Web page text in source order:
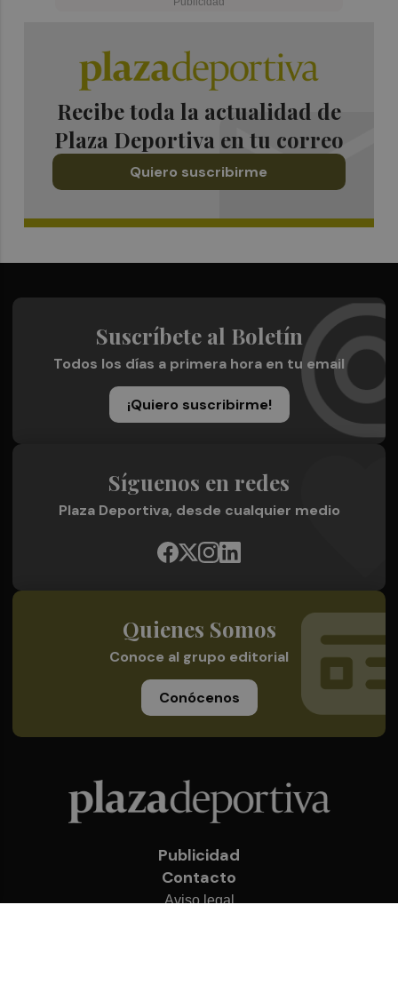
Recibe toda la actualidad de
Plaza Deportiva en tu correo
Quiero suscribirme
Suscríbete al Boletín
Todos los días a primera hora en tu email
¡Quiero suscribirme!
Síguenos en redes
Plaza Deportiva, desde cualquier medio
Quienes Somos
Conoce al grupo editorial
Conócenos
Publicidad
Contacto
Aviso legal